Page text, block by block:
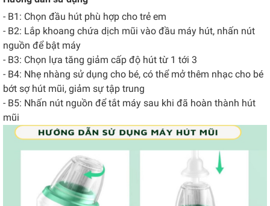
- B1: Chọn đầu hút phù hợp cho trẻ em
- B2: Lắp khoang chứa dịch mũi vào đầu máy hút, nhấn nút
nguồn để bật máy
- B3: Chọn lựa tăng giảm cấp độ hút từ 1 tới 3
- B4: Nhẹ nhàng sử dụng cho bé, có thể mở thêm nhạc cho bé
bớt sợ hút mũi, giảm sự tập trung
- B5: Nhấn nút nguồn để tắt máy sau khi đã hoàn thành hút
mũi